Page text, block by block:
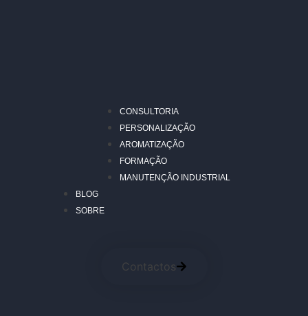
CONSULTORIA
PERSONALIZAÇÃO
AROMATIZAÇÃO
FORMAÇÃO
MANUTENÇÃO INDUSTRIAL
BLOG
SOBRE
Contactos